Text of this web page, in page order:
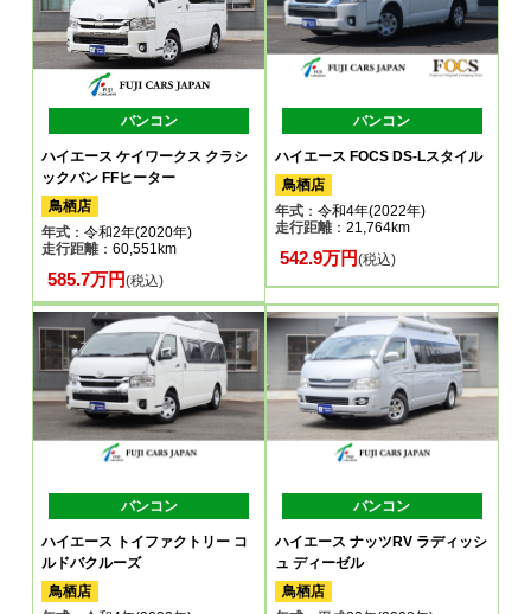
バンコン
ハイエース ケイワークス クラシ
ックバン FFヒーター
鳥栖店
年式 ：令和2年(2020年)
走行距離：60,551km
585.7万円(税込)
バンコン
ハイエース FOCS DS-Lスタイル
鳥栖店
年式：令和4年(2022年)
走行距離：21,764km
542.9万円(税込)
バンコン
ハイエース トイファクトリー コ
ルドバクルーズ
鳥栖店
バンコン
ハイエース ナッツRV ラディッシ
ュ ディーゼル
鳥栖店